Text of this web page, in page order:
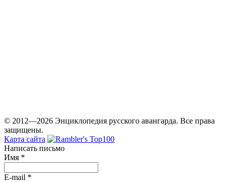
© 2012—2026 Энциклопедия русского авангарда. Все права
защищены.
Карта сайта
Написать письмо
Имя *
E-mail *